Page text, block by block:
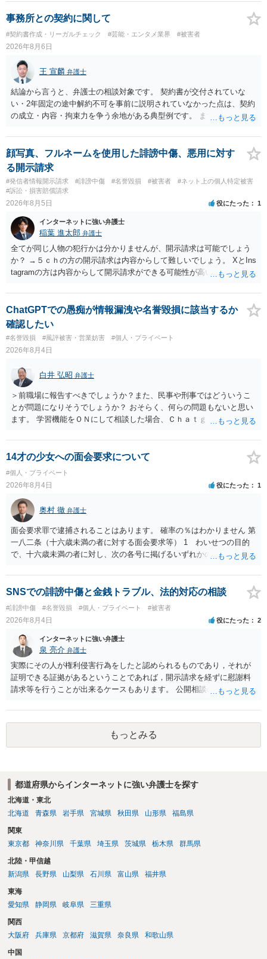
事務所との契約に関して
#契約書作成・リーガルチェック #芸能・エンタメ業界 #被害者
2026年8月6日
王 宣麟 弁護士
結論から言うと、弁護士の相談対象です。 契約書が交付されていな
い・2年固定の途中解約不可を事前に説明されていなかった点は、契約
の成立・内容・拘束力を争う余地がある典型例です。 まずは、運営と
みてはいかがでしょうか。 また同時並行で（もしまだされていないの
であれば）書面で退所意思の明確化はしておくべきだと考えます。
顔写真、フルネームを使用した誹謗中傷、悪用に対す
る開示請求
#発信者情報開示請求 #誹謗中傷 #名誉毀損 #被害者
#ネット上の個人特定被害
#訴訟・損害賠償請求
2026年8月5日 役にたった 1
インターネットに強い弁護士
稲葉 進太郎 弁護士
全てが同じ人物の犯行かは分かりませんが、開示請求は可能でしょう
か？ →５ｃｈの方の開示請求は内容からして難しいでしょう。 XとIns
tagramの方は内容からして開示請求ができる可能性が高いでしょう。
いでしょう。７月中にアカウントが削除されている場合、今から進め
ても失敗する可能性が高いように思われます。 相手を特定できた場
合、相手に全ての弁護士費用を負担させることは可能でしょうか？ →
訴訟外の交渉で相手方が認めれば負担させることができるでしょう。
訴訟で判決となった場合は、実際の弁護士費用が認められる場合と認
められない場合があり何ともいえないところでしょう。
ChatGPTでの愚痴が情報漏洩や名誉毀損に該当するか
確認したい
#名誉毀損 #風評被害・営業妨害 #個人・プライベート
2026年8月4日
白井 弘昭 弁護士
＞前職場に報告すべきでしょうか？また、民事や刑事ではどういうこ
とが問題になりそうでしょうか？ おそらく、何らの問題もないと思い
ます。 学習機能をＯＮにして相談した場合、Ｃｈａｔｇｐｔがｏｐｅ
する可能性がありますが、個人名や会社名を特定していない限り、一
般論として抽象化されて回答に織り込まれる可能性が生じるにすぎま
せんので、その情報自体が、秘密情報に当たるとは思えませんし、名
誉棄損として、個人や会社に対する誹謗中傷の不特定多数への公開に
当たるとも思われません。 もちろん、誰がその内容をｃｈａｔｇｐｔ
に入力したかも第三者にしられることはないので、個人や会社の特定
をせずに書き込んだことで（おそらく特定して書き込んだとして
も）、相談者さんが刑事民事の責任に問われることはないでしょう。
私見ながらご参考まで。
14才の少女への面会要求について
#個人・プライベート
2026年8月4日 役にたった 1
奥村 徹 弁護士
面会要求罪で逮捕されることはあります。 確率の％はわかりません 第
一八二条（十六歳未満の者に対する面会要求等） 1 わいせつの目的
で、十六歳未満の者に対し、次の各号に掲げるいずれかの行為をした
が生まれた日より五年以上前の日に生まれた者に限る。）は、一年以
下の拘禁刑又は五十万円以下の罰金に処する。 一 威迫し、偽計を用
い又は誘惑して面会を要求すること。 二 拒まれたにもかかわらず、
反復して面会を要求すること。 三 金銭その他の利益を供与し、又は
その申込み若しくは約束をして面会を要求すること。 2前項の罪を犯
し、よってわいせつの目的で当該十六歳未満の者と面会をした者は、
二年以下の拘禁刑又は百万円以下の罰金に処する。
SNSでの誹謗中傷と金銭トラブル、法的対応の相談
#誹謗中傷 #名誉毀損 #個人・プライベート #被害者
2026年8月4日 役にたった 2
インターネットに強い弁護士
泉 亮介 弁護士
実際にその人が権利侵害行為をしたと認められるものであり，それが
証明できる証拠があるということであれば，開示請求を経ずに慰謝料
請求等を行うことが出来るケースもあります。 公開相談の場では回答
に個別に相談されると良いでしょう。
もっとみる
都道府県からインターネットに強い弁護士を探す
北海道・東北
北海道
青森県 岩手県 宮城県 秋田県 山形県 福島県
関東
東京都
神奈川県 千葉県 埼玉県 茨城県 栃木県 群馬県
北陸・甲信越
新潟県
長野県 山梨県 石川県 富山県 福井県
東海
愛知県
静岡県 岐阜県 三重県
関西
大阪府
兵庫県 京都府 滋賀県 奈良県 和歌山県
中国